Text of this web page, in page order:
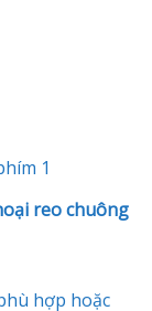
1
reo chuông
hợp hoặc